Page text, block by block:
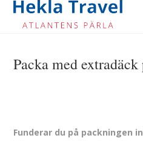
Packa med
Funderar du på packningen